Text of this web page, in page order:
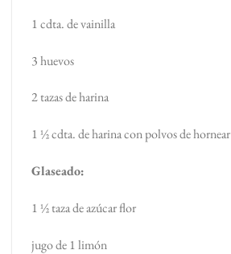
1 cdta. de vainilla
3 huevos
2 tazas de harina
1 ½ cdta. de harina con polvos de hornear
Glaseado:
1 ½ taza de azúcar flor
jugo de 1 limón